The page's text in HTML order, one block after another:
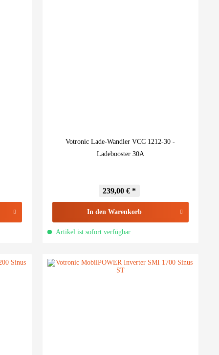
Votronic Lade-Wandler VCC 1212-30 -
Ladebooster 30A
239,00 € *
In den Warenkorb
Artikel ist sofort verfügbar